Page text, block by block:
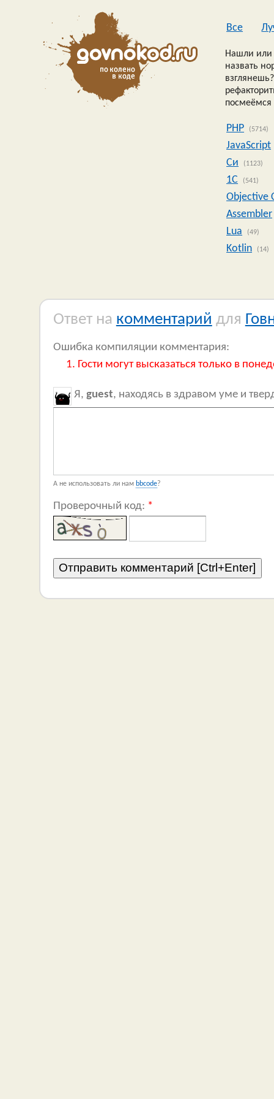
Все
Нашли или
назвать
посмеёмся
PHP (5714)
JavaScript
Си
(1123)
1C (541)
Objective
Assembler
Lua
(49)
Kotlin (14)
Ответ на комментарий для
Ошибка компиляции комментария:
Гости могут высказаться только в
Я, guest, находясь в здравом уме и
А не использовать ли нам bbcode?
Проверочный код: *